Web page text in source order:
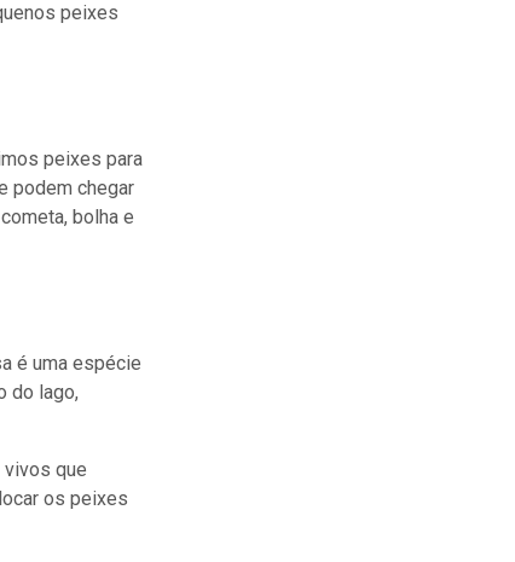
peixes
peixes para
podem chegar
bolha e
é uma espécie
do lago,
vivos que
os peixes